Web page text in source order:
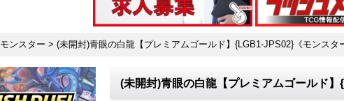
モンスター > (未開封)青眼の白龍【プレミアムゴールド】{LGB1-JPS02}《モンスタ
(未開封)青眼の白龍【プレミアムゴールド